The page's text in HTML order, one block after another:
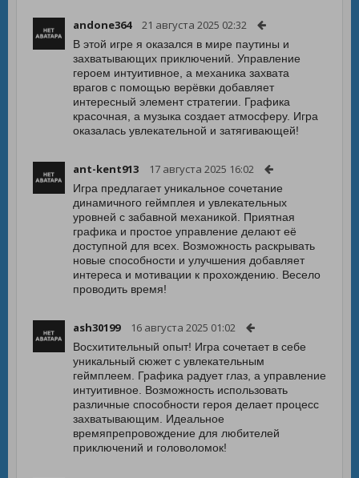
andone364 21 августа 2025 02:32
В этой игре я оказался в мире паутины и
захватывающих приключений. Управление
героем интуитивное, а механика захвата
врагов с помощью верёвки добавляет
интересный элемент стратегии. Графика
красочная, а музыка создает атмосферу. Игра
оказалась увлекательной и затягивающей!
ant-kent913 17 августа 2025 16:02
Игра предлагает уникальное сочетание
динамичного геймплея и увлекательных
уровней с забавной механикой. Приятная
графика и простое управление делают её
доступной для всех. Возможность раскрывать
новые способности и улучшения добавляет
интереса и мотивации к прохождению. Весело
проводить время!
ash30199 16 августа 2025 01:02
Восхитительный опыт! Игра сочетает в себе
уникальный сюжет с увлекательным
геймплеем. Графика радует глаз, а управление
интуитивное. Возможность использовать
различные способности героя делает процесс
захватывающим. Идеальное
времяпрепровождение для любителей
приключений и головоломок!